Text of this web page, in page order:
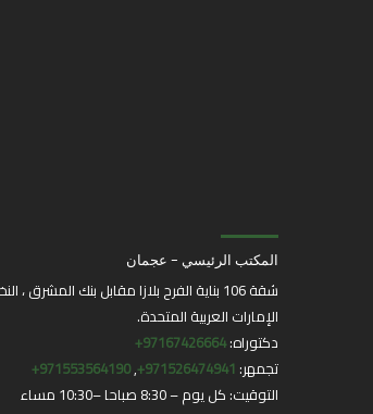
المكتب الرئيسي - عجمان
الإمارات العربية المتحدة.
دكتوراه:97167426664+
تجمهر: 971526474941+
,
971553564190+
التوقيت: كل يوم – 8:30 صباحا –10:30 مساء